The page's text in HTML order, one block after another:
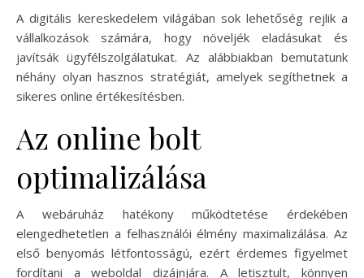
A digitális kereskedelem világában sok lehetőség rejlik a
vállalkozások számára, hogy növeljék eladásukat és
javítsák ügyfélszolgálatukat. Az alábbiakban bemutatunk
néhány olyan hasznos stratégiát, amelyek segíthetnek a
sikeres online értékesítésben.
Az online bolt
optimalizálása
A webáruház hatékony működtetése érdekében
elengedhetetlen a felhasználói élmény maximalizálása. Az
első benyomás létfontosságú, ezért érdemes figyelmet
fordítani a weboldal dizájnjára. A letisztult, könnyen